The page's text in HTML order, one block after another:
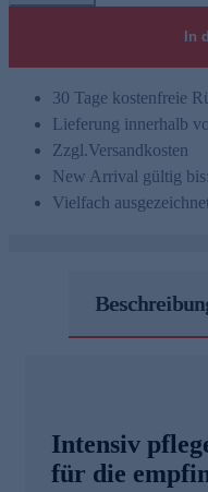
In
30 Tage kostenfreie
Lieferung innerhalb
Zzgl.Versandkosten
New Arrival gültig
Vielfach
Intensiv
für die